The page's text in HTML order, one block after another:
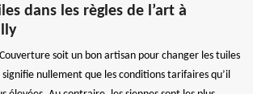
dans les règles de l’art à
soit un bon artisan pour changer les tuiles
nullement que les conditions tarifaires qu’il